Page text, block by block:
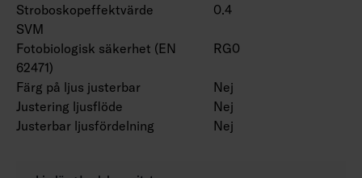
Stroboskopeffektvärde
SVM
0.4
Fotobiologisk säkerhet (EN
62471)
RG0
Färg på ljus justerbar
Nej
Justering ljusflöde
Nej
Justerbar ljusfördelning
Nej